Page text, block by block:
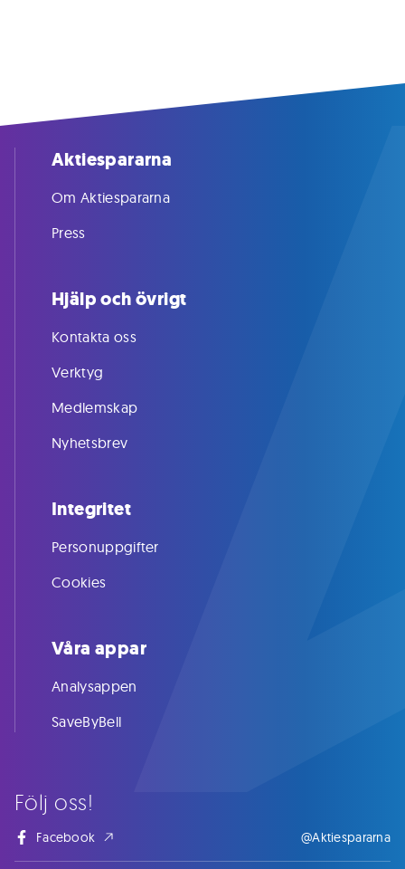
Följ oss!
Facebook @Aktiespararna
Aktiespararna
Om Aktiespararna
Press
Hjälp och övrigt
Kontakta oss
Verktyg
Medlemskap
Nyhetsbrev
Integritet
Personuppgifter
Cookies
Våra appar
Analysappen
SaveByBell